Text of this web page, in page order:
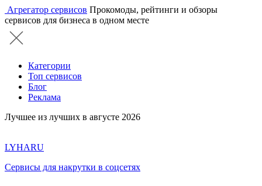
Агрегатор сервисов Прокомоды, рейтинги и обзоры
сервисов для бизнеса в одном месте
Категории
Топ сервисов
Блог
Реклама
Лучшее из лучших в августе 2026
LYHARU
Сервисы для накрутки в соцсетях